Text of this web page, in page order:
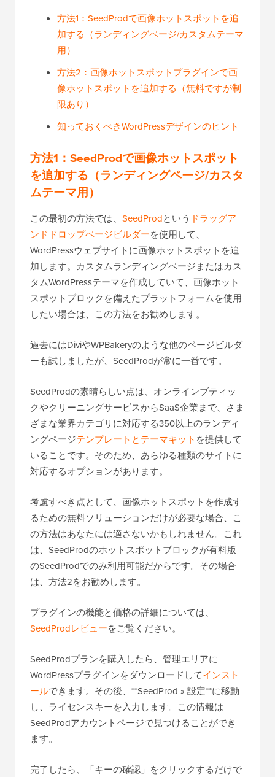
方法1：SeedProdで画像ホットスポットを追
加する（ランディングページ/カスタムテーマ
用）
方法2：画像ホットスポットプラグインで画
像ホットスポットを追加する（無料ですが制
限あり）
知っておくべきWordPressデザインのヒント
方法1：SeedProdで画像ホットスポット
を追加する（ランディングページ/カスタ
ムテーマ用）
この最初​​の方法では、 SeedProdという ドラッグア
ンドドロップページビルダーを使用して、
WordPressウェブサイトに画像ホットスポットを追
加します。カスタムランディングページまたはカス
タムWordPressテーマを作成していて、画像ホット
スポットブロックを備えたプラットフォームを使用
したい場合は、この方法をお勧めします。
過去にはDiviやWPBakeryのような他のページビルダ
ーも試しましたが、SeedProdが常に一番です。
SeedProdの素晴らしい点は、オンラインブティッ
クやクリーニングサービスからSaaS企業まで、さま
ざまな業界カテゴリに対応する350以上のランディ
ングページテンプレートとテーマキット を提供して
いることです。そのため、あらゆる種類のサイトに
対応するオプションがあります。
考慮すべき点として、画像ホットスポットを作成す
るための無料ソリューションだけが必要な場合、こ
の方法はあなたには適さないかもしれません。これ
は、SeedProdのホットスポットブロックが有料版
のSeedProdでのみ利用可能だからです。その場合
は、方法2をお勧めします。
プラグインの機能と価格の詳細については、
SeedProdレビューをご覧ください。
SeedProdプランを購入したら、管理エリアに
WordPressプラグインをダウンロードしてインスト
ールできます。その後、**SeedProd » 設定**に移動
し、ライセンスキーを入力します。この情報は
SeedProdアカウントページで見つけることができ
ます。
完了したら、「キーの確認」をクリックするだけで